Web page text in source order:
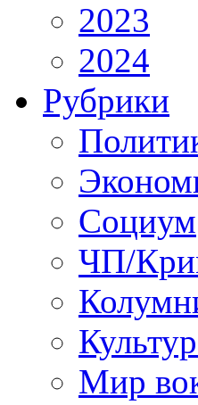
2023
2024
Рубрики
Социум
ЧП/
Мир